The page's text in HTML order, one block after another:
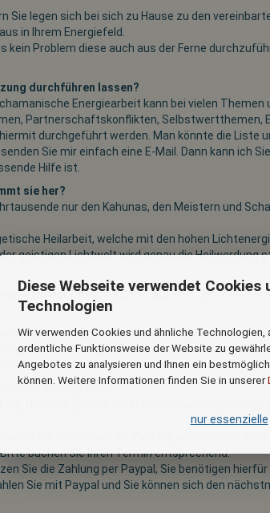
Diese Webseite verwendet Cookies
Technologien
Wir verwenden Cookies und ähnliche
ordentliche Funktionsweise der Website zu
Angebotes zu analysieren und Ihnen ein
können. Weitere Informationen finden Sie in unserer
nur essenzielle
Sie legen sich bei sich zu Hause zu den
in Ihrem Energiefeld.
kein Problem diese auch aus der Ferne
durchführen lassen?
Energiearbeit kann bei vielen
Partnerschaftskonflikten, Selbstwertthemen,
durchgeführt werden. Man könnte die Liste
Sie mir einfach eine E-Mail. Dann kann ich
Hilfe ist.
sie her?
nur den Kahunas, den Meistern und
Heilarbeit, welche mit den hohen
geistigen Lichtwelt wird genau die Heilwerdung
in Haiwaii gelernt und im Laufe der Jahre
meinem Urgroßvater in Hawaii gelernt habe,
mit Lichtenergien auf. So können wir auf allen
sein.
durchgeführt.
Hierfür legen Sie nach Terminbuchung den
Sie bitte, dass die Zahlung erst ein oder zwei
buchen Sie Ihren Termin entsprechend.
Sie die Zahlung per Paypal, Sie benötigen hierfür
Sie mit Paypal und Sie können sich den